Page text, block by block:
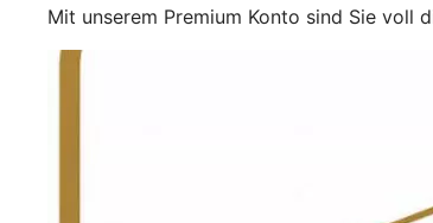
Mit unserem Premium Konto sind Sie voll